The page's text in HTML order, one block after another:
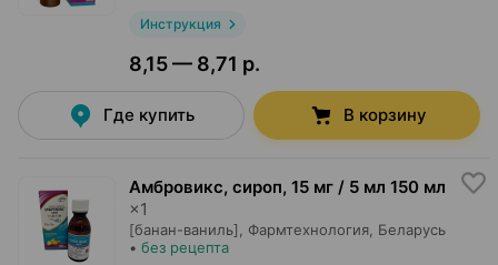
Инструкция
8,15 — 8,71 р.
Где купить В корзину
Амбровикс, сироп, 15 мг / 5 мл 150 мл
×1
[банан-ваниль], Фармтехнология, Беларусь
• без рецепта